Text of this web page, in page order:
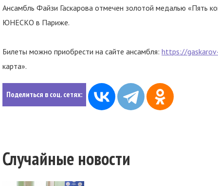
Ансамбль Файзи Гаскарова отмечен золотой медалью «Пять
ЮНЕСКО в Париже.
Билеты можно приобрести на сайте ансамбля: https://
карта».
Поделиться в соц. сетях:
Случайные новости